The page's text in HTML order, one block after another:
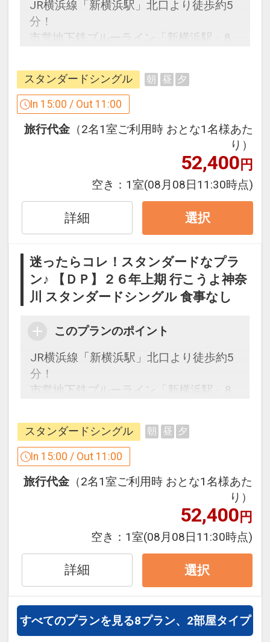
JR横浜線「新横浜駅」北口より徒歩約5
分！
市営地下鉄ブルーライン「新横浜駅」8
うれしいポイント！
●客室内に水のペットボトルをご用意
禁煙ルームと喫煙ルームをご用意してい
ます。
●「禁煙ルーム」と「喫煙ルーム」を掲
載しています。
報】の項目でご確認のうえ、予約にお進
み下さい。
31日
17441397
スタンダードシングル 朝 昼 夕
In 15:00 / Out 11:00
旅行代金 （2名1室ご利用時 おとな1名様あた
り）
52,400円
空き： 1室(08月08日11:30時点)
詳細 選択
迷ったらコレ！スタンダードなプラ
ン♪ 【ＤＰ】２６年上期 行こうよ神奈
川 スタンダードシングル 食事なし
このプランのポイント
JR横浜線「新横浜駅」北口より徒歩約5
分！
市営地下鉄ブルーライン「新横浜駅」8
うれしいポイント！
●客室内に水のペットボトルをご用意
禁煙ルームと喫煙ルームをご用意してい
ます。
●「禁煙ルーム」と「喫煙ルーム」を掲
載しています。
報】の項目でご確認のうえ、予約にお進
み下さい。
スタンダードシングル 朝 昼 夕
In 15:00 / Out 11:00
旅行代金 （2名1室ご利用時 おとな1名様あた
り）
52,400円
空き： 1室(08月08日11:30時点)
詳細 選択
すべてのプランを見る8プラン、2部屋タイプ